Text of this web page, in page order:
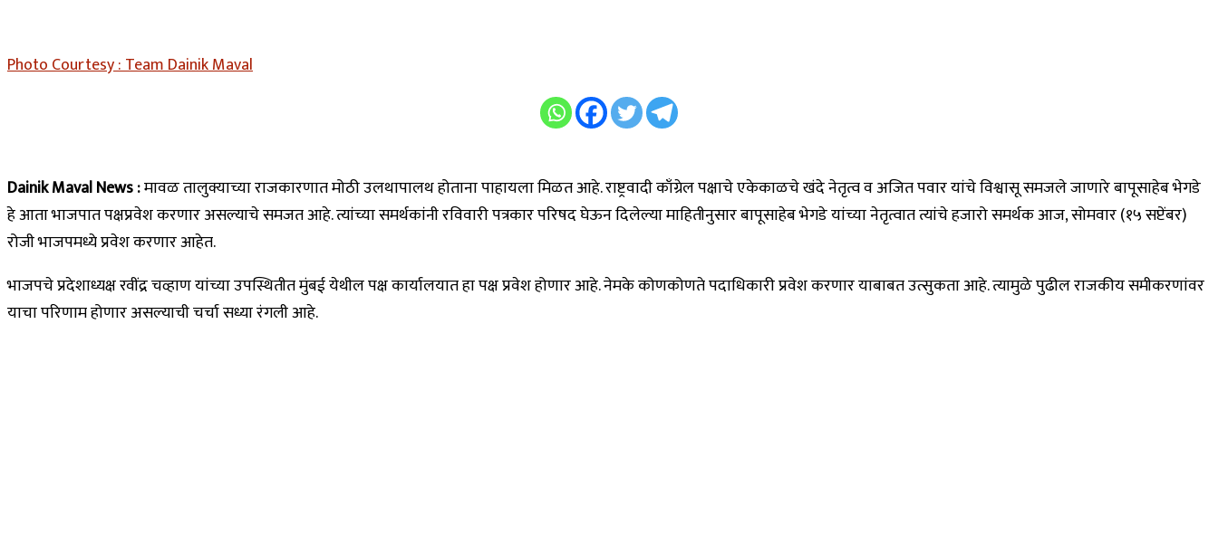
Photo Courtesy : Team Dainik Maval
Dainik Maval News :मावळ तालुक्याच्या राजकारणात मोठी उलथापालथ होताना पाहायला मिळत आहे. राष्ट्रवादी काँग्रेल पक्षाचे एकेकाळचे खंदे नेतृत्व व अजित पवार यांचे विश्वासू समजले जाणारे बापूसाहेब भेगडे
हे आता भाजपात पक्षप्रवेश करणार असल्याचे समजत आहे. त्यांच्या समर्थकांनी रविवारी पत्रकार परिषद घेऊन दिलेल्या माहितीनुसार बापूसाहेब भेगडे यांच्या नेतृत्वात त्यांचे हजारो समर्थक आज, सोमवार (१५ सप्टेंबर)
रोजी भाजपमध्ये प्रवेश करणार आहेत.
भाजपचे प्रदेशाध्यक्ष रवींद्र चव्हाण यांच्या उपस्थितीत मुंबई येथील पक्ष कार्यालयात हा पक्ष प्रवेश होणार आहे. नेमके कोणकोणते पदाधिकारी प्रवेश करणार याबाबत उत्सुकता आहे. त्यामुळे पुढील राजकीय समीकरणांवर
याचा परिणाम होणार असल्याची चर्चा सध्या रंगली आहे.